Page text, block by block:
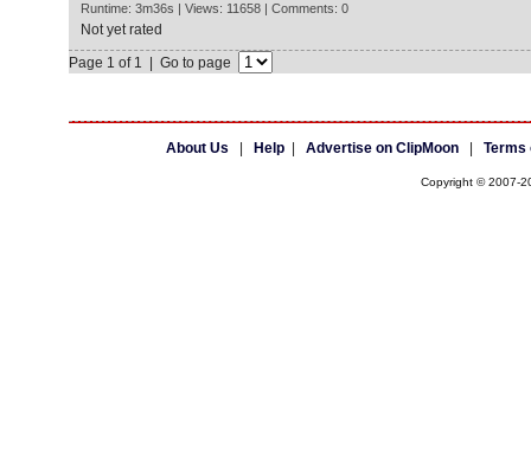
Runtime: 3m36s | Views: 11658 | Comments: 0
Not yet rated
Page 1 of 1 | Go to page
About Us Help| Advertise on ClipMoon| Terms
Copyright © 2007-